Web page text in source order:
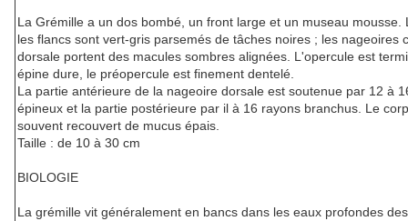
La Grémille a un dos bombé, un front large et un museau mousse.
les flancs sont vert-gris parsemés de tâches noires ; les nageoires
dorsale portent des macules sombres alignées. L'opercule est
épine dure, le préopercule est finement dentelé.
La partie antérieure de la nageoire dorsale est soutenue par 12 à
épineux et la partie postérieure par il à 16 rayons branchus. Le
souvent recouvert de mucus épais.
Taille : de 10 à 30 cm
BIOLOGIE
La grémille vit généralement en bancs dans les eaux profondes